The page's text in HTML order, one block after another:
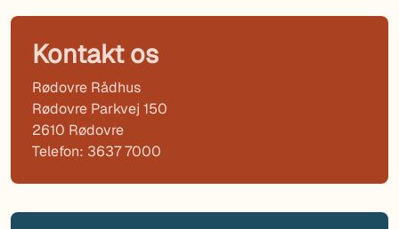
Kontakt os
Rødovre Rådhus
Rødovre Parkvej 150
2610 Rødovre
Telefon: 3637 7000